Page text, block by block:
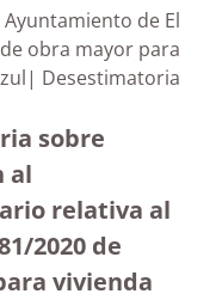
de El
obra mayor para
Desestimatoria
sobre
al
relativa al
2020 de
vivienda